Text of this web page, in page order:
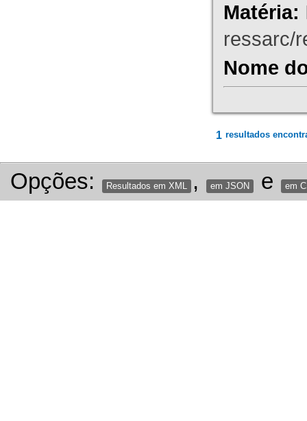
Matéria:
ressarc/
Nome
1 resultados
Opções: Resultados em XML , em JSON e em